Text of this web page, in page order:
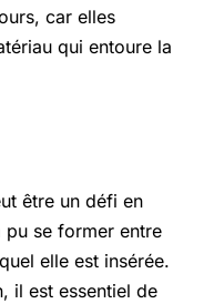
car elles
qui entoure la
être un défi en
se former entre
elle est insérée.
il est essentiel de